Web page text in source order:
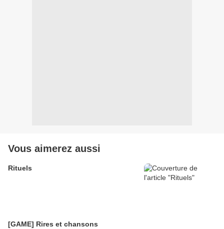
Vous aimerez aussi
Rituels
[GAME] Rires et chansons